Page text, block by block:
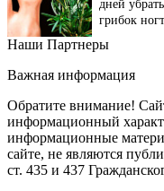
грибок
Этот танец
Ролик
секунд, но
шоке от
Наши Партнеры
Важная информация
Обратите внимание!
информационный
информационные
сайте, не являются
ст. 435 и 437